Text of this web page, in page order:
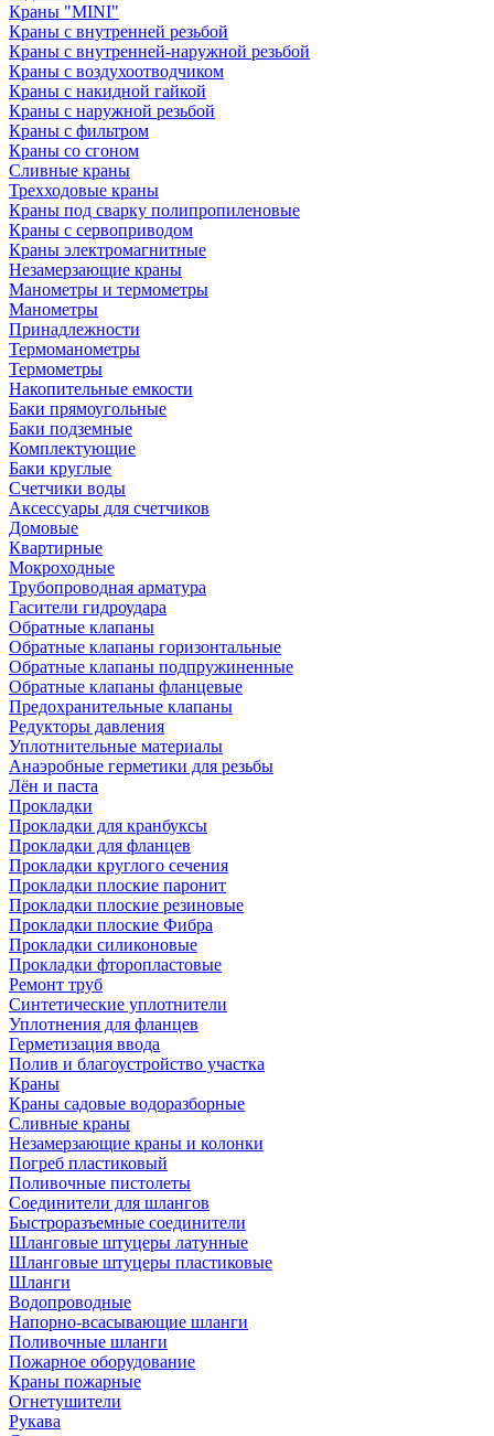
Краны "MINI"
Краны с внутренней резьбой
Краны с внутренней-наружной резьбой
Краны с воздухоотводчиком
Краны с накидной гайкой
Краны с наружной резьбой
Краны с фильтром
Краны со сгоном
Сливные краны
Трехходовые краны
Краны под сварку полипропиленовые
Краны с сервоприводом
Краны электромагнитные
Незамерзающие краны
Манометры и термометры
Манометры
Принадлежности
Термоманометры
Термометры
Накопительные емкости
Баки прямоугольные
Баки подземные
Комплектующие
Баки круглые
Счетчики воды
Аксессуары для счетчиков
Домовые
Квартирные
Мокроходные
Трубопроводная арматура
Гасители гидроудара
Обратные клапаны
Обратные клапаны горизонтальные
Обратные клапаны подпружиненные
Обратные клапаны фланцевые
Предохранительные клапаны
Редукторы давления
Уплотнительные материалы
Анаэробные герметики для резьбы
Лён и паста
Прокладки
Прокладки для кранбуксы
Прокладки для фланцев
Прокладки круглого сечения
Прокладки плоские паронит
Прокладки плоские резиновые
Прокладки плоские Фибра
Прокладки силиконовые
Прокладки фторопластовые
Ремонт труб
Синтетические уплотнители
Уплотнения для фланцев
Герметизация ввода
Полив и благоустройство участка
Краны
Краны садовые водоразборные
Сливные краны
Незамерзающие краны и колонки
Погреб пластиковый
Поливочные пистолеты
Соединители для шлангов
Быстроразъемные соединители
Шланговые штуцеры латунные
Шланговые штуцеры пластиковые
Шланги
Водопроводные
Напорно-всасывающие шланги
Поливочные шланги
Пожарное оборудование
Краны пожарные
Огнетушители
Рукава